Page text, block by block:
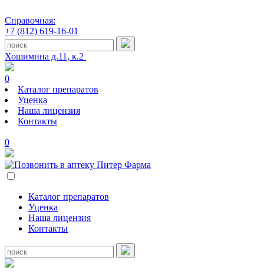
Справочная:
+7 (812) 619-16-01
Хошимина д.11, к.2
0
Каталог препаратов
Уценка
Наша лицензия
Контакты
0
Каталог препаратов
Уценка
Наша лицензия
Контакты